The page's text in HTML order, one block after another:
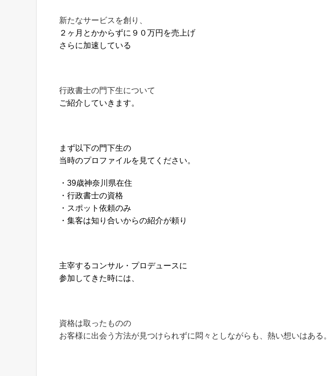
新たなサービスを創り、
２ヶ月とかからずに９０万円を売上げ
さらに加速している
行政書士の門下生について
ご紹介していきます。
まず以下の門下生の
当時のプロファイルを見てください。
・39歳神奈川県在住
・行政書士の資格
・スポット依頼のみ
・集客は知り合いからの紹介が頼り
主宰するコンサル・プロデュースに
参加してきた時には、
資格は取ったものの
お客様に出会う方法が見つけられずに悶々としながらも、熱い想いはある。